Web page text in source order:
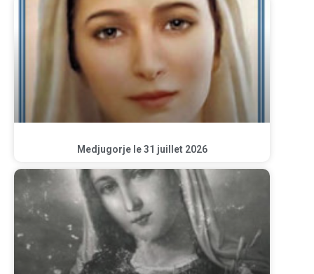
Medjugorje le 31 juillet 2026